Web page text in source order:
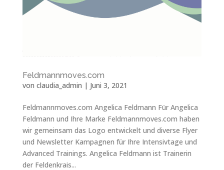
Feldmannmoves.com
von claudia_admin | Juni 3, 2021
Feldmannmoves.com Angelica Feldmann Für Angelica
Feldmann und Ihre Marke Feldmannmoves.com haben
wir gemeinsam das Logo entwickelt und diverse Flyer
und Newsletter Kampagnen für Ihre Intensivtage und
Advanced Trainings. Angelica Feldmann ist Trainerin
der Feldenkrais...